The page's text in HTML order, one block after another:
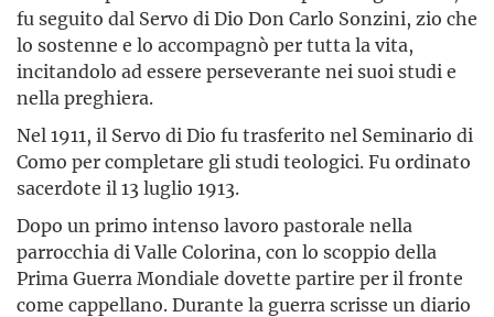
fu seguito dal Servo di Dio Don Carlo Sonzini, zio che
lo sostenne e lo accompagnò per tutta la vita,
incitandolo ad essere perseverante nei suoi studi e
nella preghiera.
Nel 1911, il Servo di Dio fu trasferito nel Seminario di
Como per completare gli studi teologici. Fu ordinato
sacerdote il 13 luglio 1913.
Dopo un primo intenso lavoro pastorale nella
parrocchia di Valle Colorina, con lo scoppio della
Prima Guerra Mondiale dovette partire per il fronte
come cappellano. Durante la guerra scrisse un diario